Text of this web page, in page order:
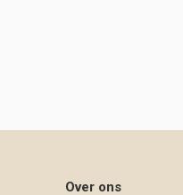
Over ons